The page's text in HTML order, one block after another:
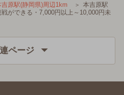
吉原駅(静岡県)周辺1km
本吉原駅
ができる・7,000円以上～10,000円未
ページ